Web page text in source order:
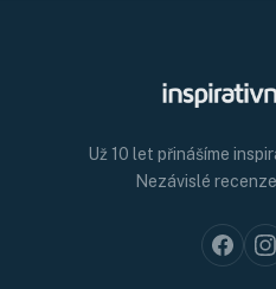
Už 10 let přinášíme
Nezávislé